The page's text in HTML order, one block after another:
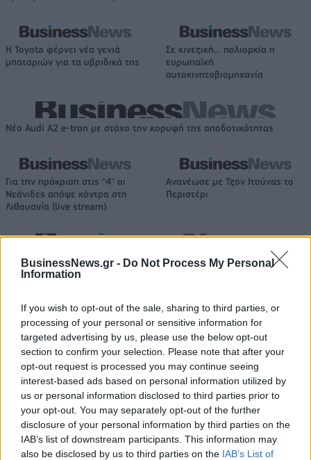
BusinessNews.gr - Do Not Process My Personal
Information
If you wish to opt-out of the sale, sharing to third parties, or
processing of your personal or sensitive information for
targeted advertising by us, please use the below opt-out
section to confirm your selection. Please note that after your
opt-out request is processed you may continue seeing
interest-based ads based on personal information utilized by
us or personal information disclosed to third parties prior to
your opt-out. You may separately opt-out of the further
disclosure of your personal information by third parties on the
IAB’s list of downstream participants. This information may
also be disclosed by us to third parties on the IAB’s List of
Η Toyota φέρνει νέα γενιά
μπαταριών για τα υβριδικά της
Σε κινεζική… πολιορκία η
ευρωπαϊκή
αυτοκινητοβιομηχανία
Νέο Audi A2 e-tron με στόχο την κορυφή της αποδοτικότητας
Για την πρόκριση στις "4" οι
Νεάνιδες απόψε κόντρα στη
Λιθουανία (live stream)
Ανανέωσε με Τζον Ιτούνας το
Περιστέρι
Ειδικό Χωροταξικό Πλαίσιο για τον Τουρισμό: Στρατηγικό εργαλείο
για βιώσιμη τουριστική ανάπτυξη
HELLENiQ ENERGY: Κέρδη 393
εκατ. ευρώ στο α' εξάμηνο –
Στα 734 εκατ. ευρώ τα EBITDA
ΣΤΑΣΥ: 29,4 χλμ. νέων
σιδηροτροχιών στο Μετρό της
Αθήνας - Στο τελικό στάδιο το
μεγαλύτερο έργο αναβάθμισης
Η Chery επενδύει 75 εκατ. δολάρια στην KG Mobility